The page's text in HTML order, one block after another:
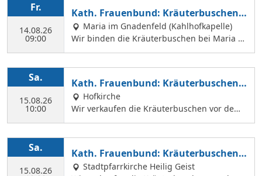
Margit Ettig am Jugendheim Feldkirchen.
Fr.
14.08.26
09:00
Kath. Frauenbund: Kräuterbuschen b
inden
Maria im Gnadenfeld (Kahlhofkapelle)
Wir binden die Kräuterbuschen bei Maria a
m Kahlhof. Wir brauchen viele Helferinnen z
der Hl. Geist Kirche Kräuterbuschen verkauf
en können.
Sa.
15.08.26
10:00
Kath. Frauenbund: Kräuterbuschen V
erkauf
Hofkirche
Wir verkaufen die Kräuterbuschen vor dem
Festgottesdienst in der Hofkirche.
Sa.
15.08.26
Kath. Frauenbund: Kräuterbuschen V
erkauf
Stadtpfarrkirche Heilig Geist